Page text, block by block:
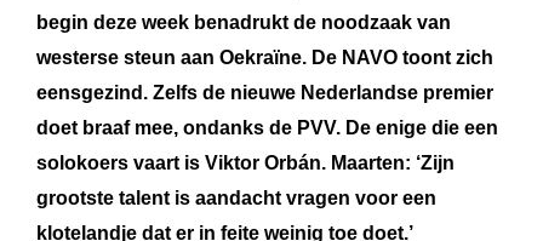
begin deze week benadrukt de noodzaak van
westerse steun aan Oekraïne. De NAVO toont zich
eensgezind. Zelfs de nieuwe Nederlandse premier
doet braaf mee, ondanks de PVV. De enige die een
solokoers vaart is Viktor Orbán. Maarten: ‘Zijn
grootste talent is aandacht vragen voor een
klotelandje dat er in feite weinig toe doet.’